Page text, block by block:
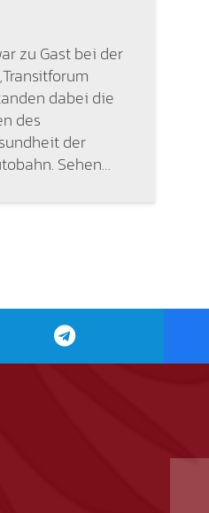
zu Gast bei der
dabei die
des
der
Sehen…